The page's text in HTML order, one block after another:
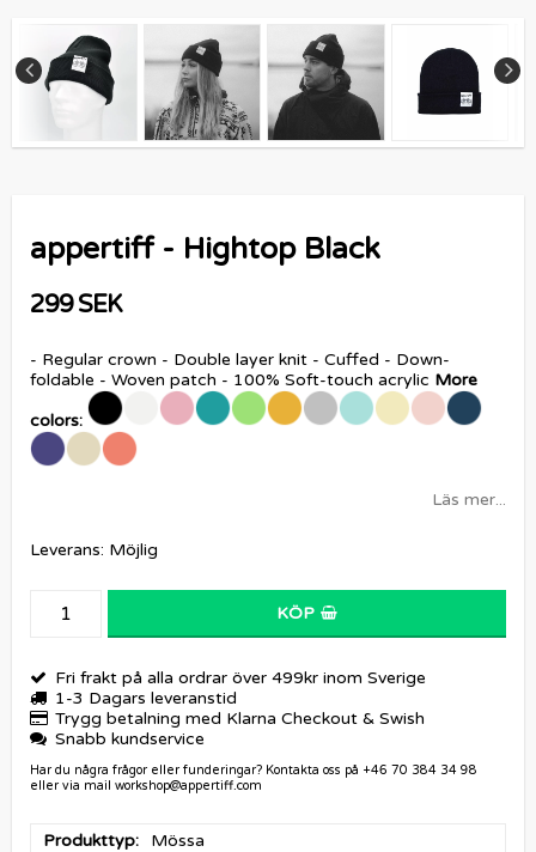
appertiff - Hightop Black
299 SEK
- Regular crown - Double layer knit - Cuffed - Down-
foldable - Woven patch - 100% Soft-touch acrylic More
colors:
Läs mer...
Leverans: Möjlig
KÖP
Fri frakt på alla ordrar över 499kr inom Sverige
1-3 Dagars leveranstid
Trygg betalning med Klarna Checkout & Swish
Snabb kundservice
Har du några frågor eller funderingar? Kontakta oss på +46 70 384 34 98
eller via mail workshop@appertiff.com
Produkttyp
Mössa